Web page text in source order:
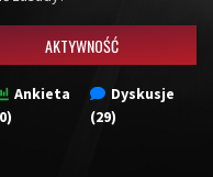
AKTYWNOŚĆ
Ankieta
Dyskusje
(29)